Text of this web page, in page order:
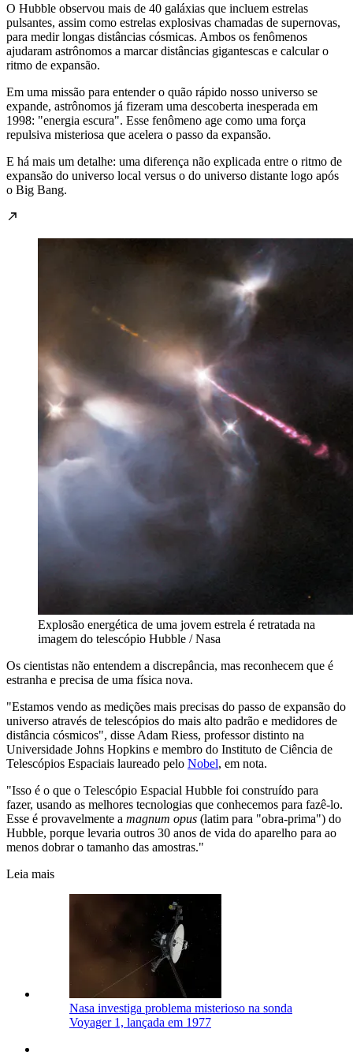
O Hubble observou mais de 40 galáxias que incluem estrelas
pulsantes, assim como estrelas explosivas chamadas de supernovas,
para medir longas distâncias cósmicas. Ambos os fenômenos
ajudaram astrônomos a marcar distâncias gigantescas e calcular o
ritmo de expansão.
Em uma missão para entender o quão rápido nosso universo se
expande, astrônomos já fizeram uma descoberta inesperada em
1998: "energia escura". Esse fenômeno age como uma força
repulsiva misteriosa que acelera o passo da expansão.
E há mais um detalhe: uma diferença não explicada entre o ritmo de
expansão do universo local versus o do universo distante logo após
o Big Bang.
Explosão energética de uma jovem estrela é retratada na
imagem do telescópio Hubble / Nasa
Os cientistas não entendem a discrepância, mas reconhecem que é
estranha e precisa de uma física nova.
"Estamos vendo as medições mais precisas do passo de expansão do
universo através de telescópios do mais alto padrão e medidores de
distância cósmicos", disse Adam Riess, professor distinto na
Universidade Johns Hopkins e membro do Instituto de Ciência de
Telescópios Espaciais laureado pelo Nobel, em nota.
"Isso é o que o Telescópio Espacial Hubble foi construído para
fazer, usando as melhores tecnologias que conhecemos para fazê-lo.
Esse é provavelmente a magnum opus (latim para "obra-prima") do
Hubble, porque levaria outros 30 anos de vida do aparelho para ao
menos dobrar o tamanho das amostras."
Leia mais
Nasa investiga problema misterioso na sonda
Voyager 1, lançada em 1977